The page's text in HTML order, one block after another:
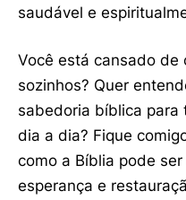
saudável e
Você está cansado de
sozinhos? Quer
sabedoria bíblica para
dia a dia? Fique
como a Bíblia pode
esperança e